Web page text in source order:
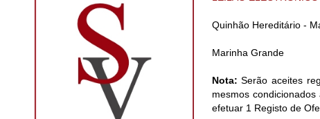
Quinhão Hereditário -
Marinha Grande
Nota:Serão aceites
mesmos
efetuar 1 Registo de